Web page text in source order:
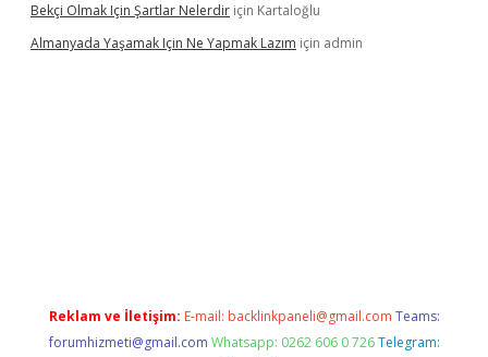
Bekçi Olmak Için Şartlar Nelerdir için Kartaloğlu
Almanyada Yaşamak Için Ne Yapmak Lazım için admin
Reklam ve İletişim: E-mail: backlinkpaneli@gmail.com Teams:
forumhizmeti@gmail.com Whatsapp: 0262 606 0 726 Telegram: